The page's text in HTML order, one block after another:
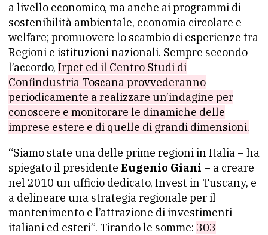
a livello economico, ma anche ai programmi di
sostenibilità ambientale, economia circolare e
welfare; promuovere lo scambio di esperienze tra
Regioni e istituzioni nazionali. Sempre secondo
l’accordo, Irpet ed il Centro Studi di
Confindustria Toscana provvederanno
periodicamente a realizzare un’indagine per
conoscere e monitorare le dinamiche delle
imprese estere e di quelle di grandi dimensioni.
“Siamo state una delle prime regioni in Italia – ha
spiegato il presidente Eugenio Giani – a creare
nel 2010 un ufficio dedicato, Invest in Tuscany, e
a delineare una strategia regionale per il
mantenimento e l’attrazione di investimenti
italiani ed esteri”. Tirando le somme: 303